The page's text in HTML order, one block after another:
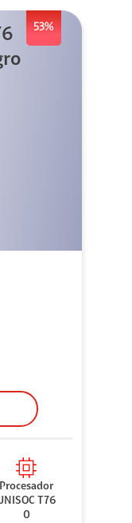
53%
Procesador
T76
0